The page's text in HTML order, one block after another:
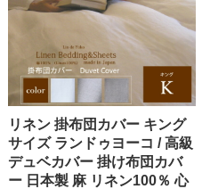
リネン 掛布団カバー キング
サイズ ランドゥヨーコ / 高級
デュベカバー 掛け布団カバ
ー 日本製 麻 リネン100％ 心